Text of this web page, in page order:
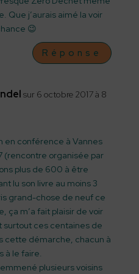
Que j’aurais aimé la voir
😉
Réponse
sur 6 octobre 2017 à 8
en conférence à Vannes
(rencontre organisée par
plus de 600 à être
lu son livre au moins 3
grand-chose de neuf ce
ça m’a fait plaisir de voir
surtout ces centaines de
cette démarche, chacun à
à le faire.
plusieurs voisins